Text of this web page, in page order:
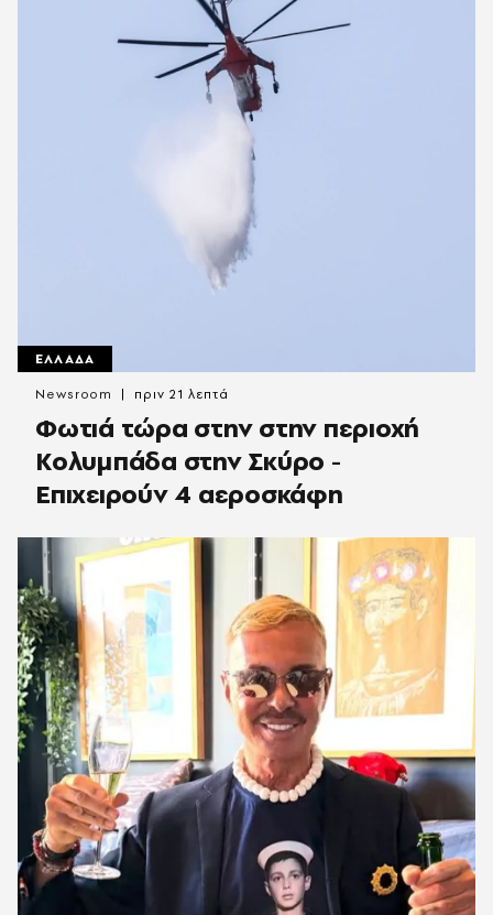
ΕΛΛΑΔΑ
Φωτιά τώρα στην στην περιοχή
Κολυμπάδα στην Σκύρο -
Επιχειρούν 4 αεροσκάφη
Newsroom πριν 21 λεπτά